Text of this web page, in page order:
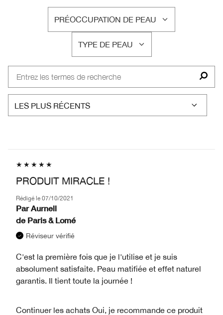
PRÉOCCUPATION DE PEAU
FRANÇAIS
TYPE DE PEAU
FRANÇAIS
PRODUIT MIRACLE !
Rédigé le 07/10/2021
Par Aurnell
de Paris & Lomé
Réviseur vérifié
C'est la première fois que je l'utilise et je suis
absolument satisfaite. Peau matifiée et effet naturel
garantis. Il tient toute la journée !
Continuer les achats Oui, je recommande ce produit